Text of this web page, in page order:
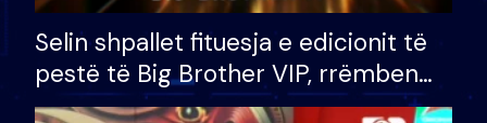
Selin shpallet fituesja e edicionit të
pestë të Big Brother VIP, rrëmben
çmimin e madh prej 100 mijë eurosh